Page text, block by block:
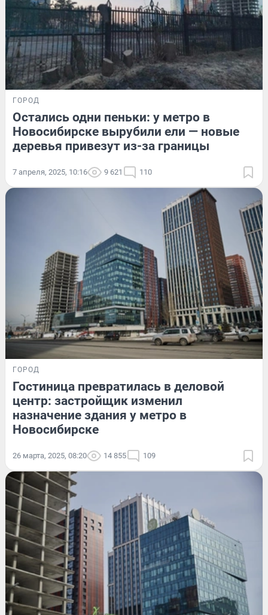
ГОРОД
Остались одни пеньки: у метро в
Новосибирске вырубили ели — новые
деревья привезут из-за границы
7 апреля, 2025, 10:16 9 621 110
ГОРОД
Гостиница превратилась в деловой
центр: застройщик изменил
назначение здания у метро в
Новосибирске
26 марта, 2025, 08:20 14 855 109